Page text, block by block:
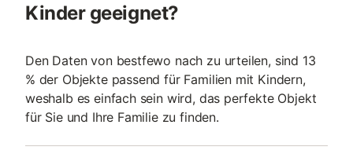
Kinder geeignet?
Den Daten von bestfewo nach zu urteilen, sind 13
% der Objekte passend für Familien mit Kindern,
weshalb es einfach sein wird, das perfekte Objekt
für Sie und Ihre Familie zu finden.